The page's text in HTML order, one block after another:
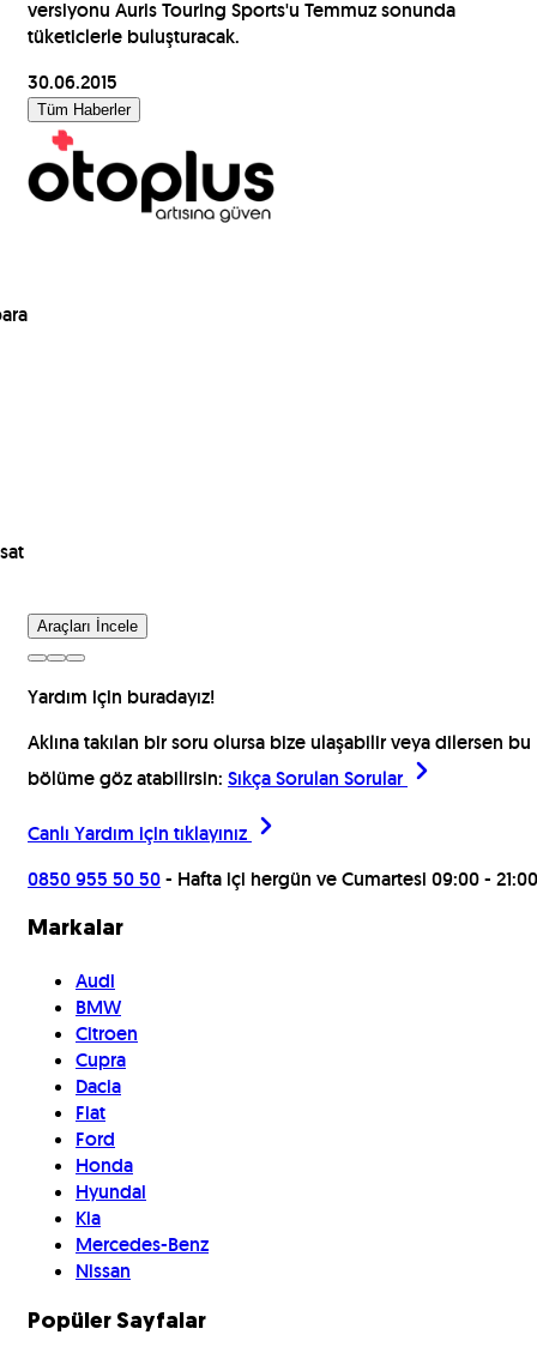
versiyonu Auris Touring Sports'u Temmuz sonunda
tüketiclerle buluşturacak.
30.06.2015
Tüm Haberler
Araçları İncele
Yardım için buradayız!
Aklına takılan bir soru olursa bize ulaşabilir veya dilersen bu
bölüme göz atabilirsin: Sıkça Sorulan Sorular
Canlı Yardım için tıklayınız
0850 955 50 50- Hafta içi hergün ve Cumartesi 09:00 - 21:00
Markalar
Audi
BMW
Citroen
Cupra
Dacia
Fiat
Ford
Honda
Hyundai
Kia
Mercedes-Benz
Nissan
Popüler Sayfalar